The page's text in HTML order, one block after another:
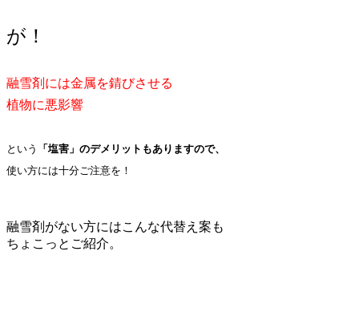
が！
融雪剤には金属を錆びさせる
植物に悪影響
という
「塩害」のデメリットもありますので、
使い方には十分ご注意を！
融雪剤がない方にはこんな代替え案も
ちょこっとご紹介。